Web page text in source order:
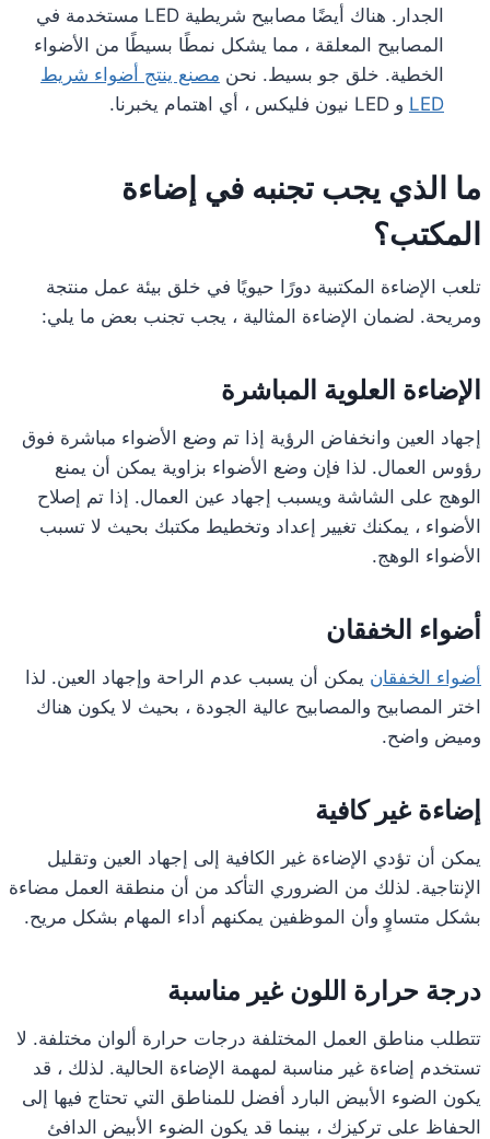
الجدار. هناك أيضًا مصابيح شريطية LED مستخدمة في
المصابيح المعلقة ، مما يشكل نمطًا بسيطًا من الأضواء
الخطية. خلق جو بسيط. نحن مصنع ينتج أضواء شريط
LED و LED نيون فليكس ، أي اهتمام يخبرنا.
ما الذي يجب تجنبه في إضاءة
المكتب؟
تلعب الإضاءة المكتبية دورًا حيويًا في خلق بيئة عمل منتجة
ومريحة. لضمان الإضاءة المثالية ، يجب تجنب بعض ما يلي:
الإضاءة العلوية المباشرة
إجهاد العين وانخفاض الرؤية إذا تم وضع الأضواء مباشرة فوق
رؤوس العمال. لذا فإن وضع الأضواء بزاوية يمكن أن يمنع
الوهج على الشاشة ويسبب إجهاد عين العمال. إذا تم إصلاح
الأضواء ، يمكنك تغيير إعداد وتخطيط مكتبك بحيث لا تسبب
الأضواء الوهج.
أضواء الخفقان
أضواء الخفقان يمكن أن يسبب عدم الراحة وإجهاد العين. لذا
اختر المصابيح والمصابيح عالية الجودة ، بحيث لا يكون هناك
وميض واضح.
إضاءة غير كافية
يمكن أن تؤدي الإضاءة غير الكافية إلى إجهاد العين وتقليل
الإنتاجية. لذلك من الضروري التأكد من أن منطقة العمل مضاءة
بشكل متساوٍ وأن الموظفين يمكنهم أداء المهام بشكل مريح.
درجة حرارة اللون غير مناسبة
تتطلب مناطق العمل المختلفة درجات حرارة ألوان مختلفة. لا
تستخدم إضاءة غير مناسبة لمهمة الإضاءة الحالية. لذلك ، قد
يكون الضوء الأبيض البارد أفضل للمناطق التي تحتاج فيها إلى
الحفاظ على تركيزك ، بينما قد يكون الضوء الأبيض الدافئ